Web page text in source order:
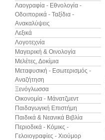
Λαογραφία - Εθνολογία -
Οδοιπορικά - Ταξίδια -
Ανακαλύψεις
Λεξικά
Λογοτεχνία
Μαγειρική & Οινολογία
Μελέτες, Δοκίμια
Μεταφυσική - Εσωτερισμός -
Αναζήτηση
Ξενόγλωσσα
Οικονομία - Μάνατζμεντ
Παιδαγωγική Επιστήμη
Παιδικά & Νεανικά Βιβλία
Περιοδικά - Κόμικς -
Γελοιογραφίες - Χιούμορ